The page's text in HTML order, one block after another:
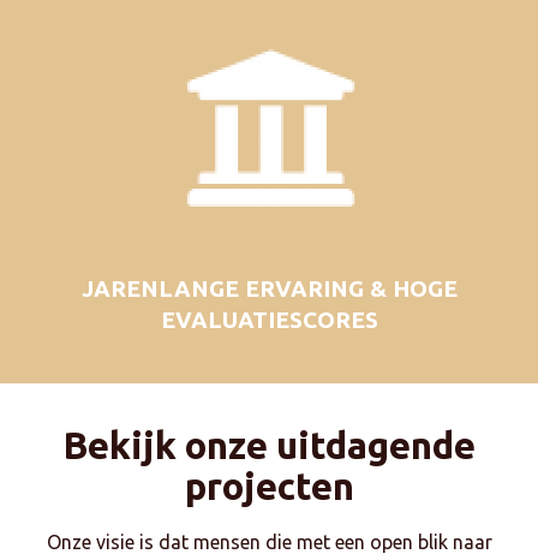
JARENLANGE ERVARING & HOGE
EVALUATIESCORES
Bekijk onze uitdagende
projecten
Onze visie is dat mensen die met een open blik naar